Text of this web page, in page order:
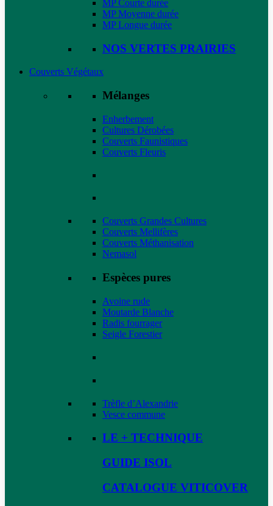
MP Courte durée
MP Moyenne durée
MP Longue durée
NOS VERTES PRAIRIES
Couverts Végétaux
Mélanges
Enherbement
Cultures Dérobées
Couverts Faunistiques
Couverts Fleuris
Couverts Grandes Cultures
Couverts Mellifères
Couverts Méthanisation
Nemasol
Espèces pures
Avoine rude
Moutarde Blanche
Radis fourrager
Seigle Forestier
Trèfle d’Alexandrie
Vesce commune
LE + TECHNIQUE
GUIDE ISOL
CATALOGUE VITICOVER